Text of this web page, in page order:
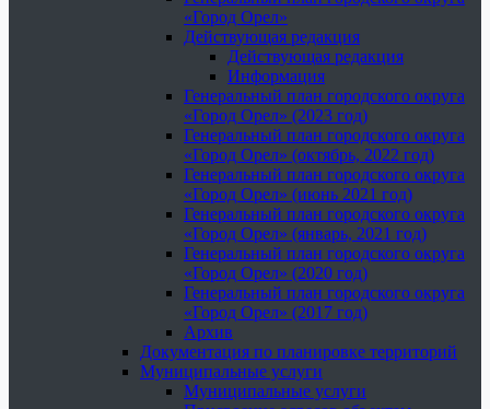
«Город Орел»
Действующая редакция
Действующая редакция
Информация
Генеральный план городского округа
«Город Орел» (2023 год)
Генеральный план городского округа
«Город Орел» (октябрь, 2022 год)
Генеральный план городского округа
«Город Орел» (июнь 2021 год)
Генеральный план городского округа
«Город Орел» (январь, 2021 год)
Генеральный план городского округа
«Город Орел» (2020 год)
Генеральный план городского округа
«Город Орел» (2017 год)
Архив
Документация по планировке территорий
Муниципальные услуги
Муниципальные услуги